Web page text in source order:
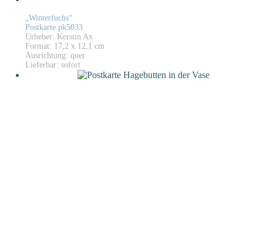
„Winterfuchs“
Postkarte pk5033
Urheber: Kerstin Ax
Format: 17,2 x 12,1 cm
Ausrichtung: quer
Lieferbar: sofort